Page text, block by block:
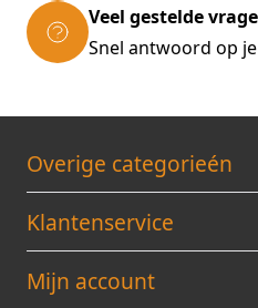
blauw, rood en
Andere kleuren op
Dubbelwandig op
Tentdak standaard
klittenband voor het
Geleverd met 4
Veel gestelde
Snel antwoord op
Overige categorieén
Klantenservice
Mijn account